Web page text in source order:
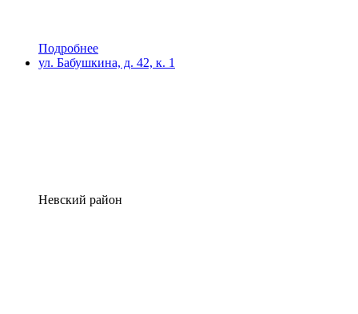
Подробнее
ул. Бабушкина, д. 42, к. 1
Невский район